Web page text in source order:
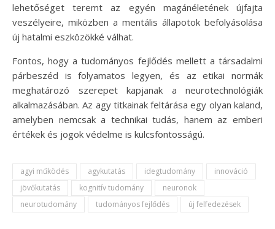
lehetőséget teremt az egyén magánéletének újfajta
veszélyeire, miközben a mentális állapotok befolyásolása
új hatalmi eszközökké válhat.
Fontos, hogy a tudományos fejlődés mellett a társadalmi
párbeszéd is folyamatos legyen, és az etikai normák
meghatározó szerepet kapjanak a neurotechnológiák
alkalmazásában. Az agy titkainak feltárása egy olyan kaland,
amelyben nemcsak a technikai tudás, hanem az emberi
értékek és jogok védelme is kulcsfontosságú.
agyi működés agykutatás idegtudomány
innováció
jövőkutatás
kognitív tudomány
neuronok
neurotudomány
tudományos fejlődés új felfedezések